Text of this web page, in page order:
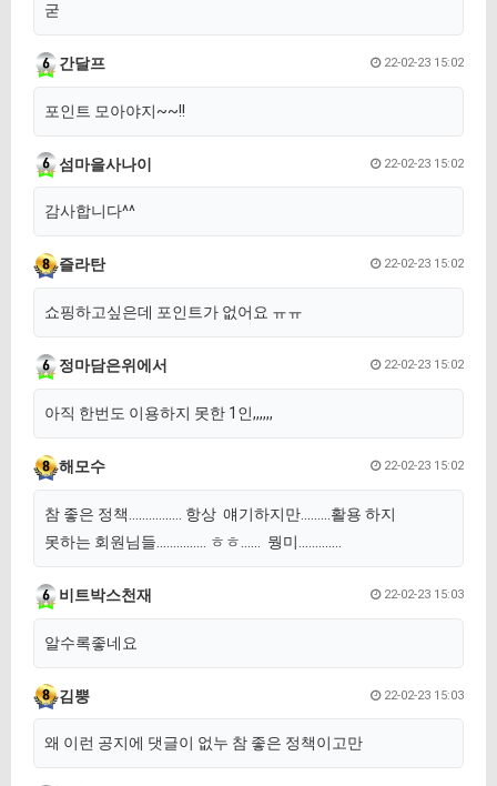
굳
간달프 22-02-23 15:02
포인트 모아야지~~!!
섬마을사나이 22-02-23 15:02
감사합니다^^
즐라탄 22-02-23 15:02
쇼핑하고싶은데 포인트가 없어요 ㅠㅠ
정마담은위에서 22-02-23 15:02
아직 한번도 이용하지 못한 1인,,,,,,
해모수 22-02-23 15:02
참 좋은 정책................ 항상 얘기하지만.........활용 하지
못하는 회원님들............... ㅎㅎ...... 뭥미.............
비트박스천재 22-02-23 15:03
알수록좋네요
김뿡 22-02-23 15:03
왜 이런 공지에 댓글이 없누 참 좋은 정책이고만